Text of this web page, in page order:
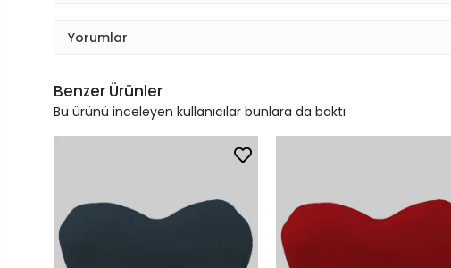
Yorumlar
Benzer Ürünler
Bu ürünü inceleyen kullanıcılar bunlara da baktı